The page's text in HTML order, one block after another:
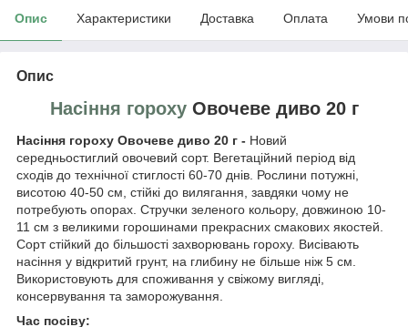
Опис Характеристики Доставка Оплата Умови
Опис
Насіння горохуОвочеве диво 20 г
Насіння гороху Овочеве диво 20 г - Новий
середньостиглий овочевий сорт. Вегетаційний період від
сходів до технічної стиглості 60-70 днів. Рослини потужні,
висотою 40-50 см, стійкі до вилягання, завдяки чому не
потребують опорах. Стручки зеленого кольору, довжиною 10-
11 см з великими горошинами прекрасних смакових якостей.
Сорт стійкий до більшості захворювань гороху. Висівають
насіння у відкритий грунт, на глибину не більше ніж 5 см.
Використовують для споживання у свіжому вигляді,
консервування та заморожування.
Час посіву: